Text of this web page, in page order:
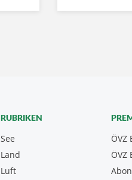
RUBRIKEN
See
Land
Luft
ÖVZ
ÖVZ